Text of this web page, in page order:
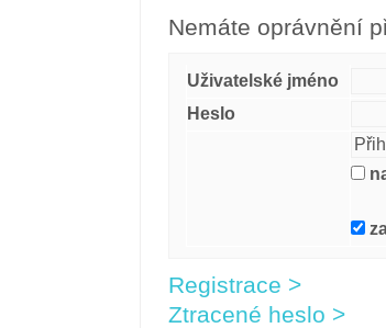
Nemáte oprávnění
Uživatelské jméno
Heslo
Registrace >
Ztracené heslo >